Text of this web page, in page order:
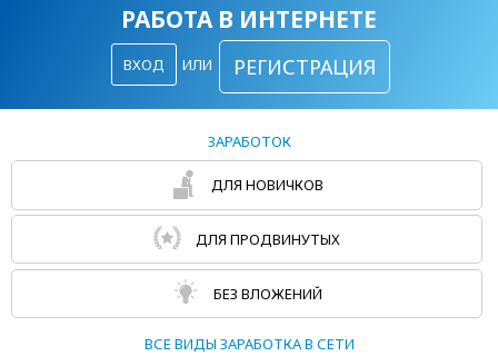
РАБОТА В ИНТЕРНЕТЕ
ВХОД ИЛИ РЕГИСТРАЦИЯ
ЗАРАБОТОК
ДЛЯ НОВИЧКОВ
ДЛЯ ПРОДВИНУТЫХ
БЕЗ ВЛОЖЕНИЙ
ВСЕ ВИДЫ ЗАРАБОТКА В СЕТИ